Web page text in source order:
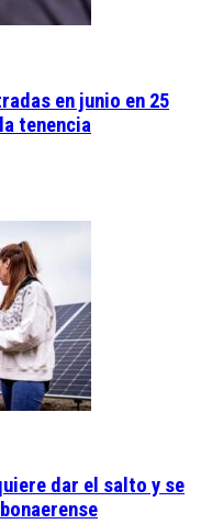
en junio en 25
tenencia
dar el salto y se